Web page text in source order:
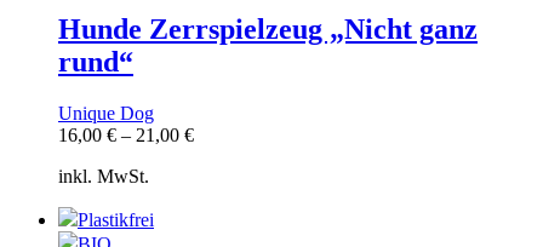
Hunde Zerrspielzeug „Nicht ganz
rund“
Unique Dog
16,00 € – 21,00 €
inkl. MwSt.
Plastikfrei